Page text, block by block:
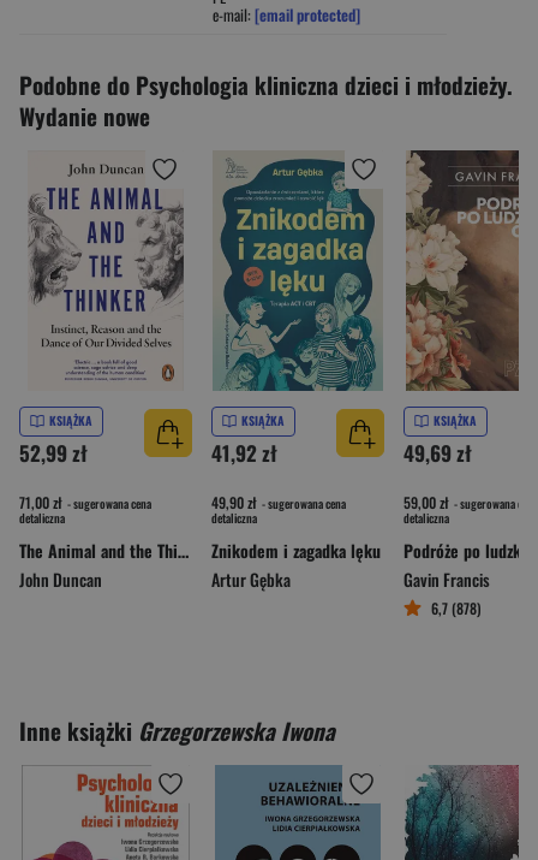
e-mail: [email protected]
Podobne do Psychologia kliniczna dzieci i młodzieży.
Wydanie nowe
KSIĄŻKA
52,99 zł
71,00 zł - sugerowana cena
detaliczna
The Animal and the Thinker
John Duncan
KSIĄŻKA
41,92 zł
49,90 zł - sugerowana cena
detaliczna
Znikodem i zagadka lęku
Artur Gębka
KSIĄŻKA
49,69 zł
59,00 zł - sugerowana cena
detaliczna
Gavin Francis
6,7 (878)
Inne książki Grzegorzewska Iwona